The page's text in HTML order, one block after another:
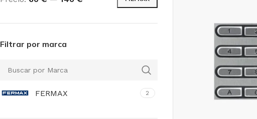
Filtrar por marca
FERMAX 2